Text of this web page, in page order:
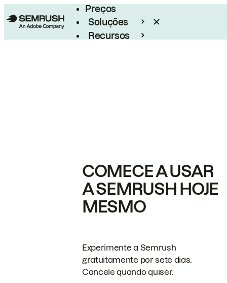
Preços
Soluções
Recursos
COMECE A USAR
A SEMRUSH HOJE
MESMO
Experimente a Semrush
gratuitamente por sete dias.
Cancele quando quiser.